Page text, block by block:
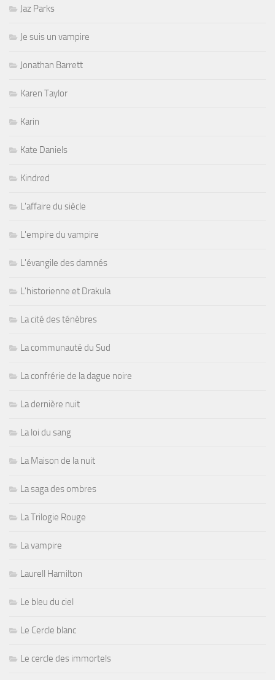
Jaz Parks
Je suis un vampire
Jonathan Barrett
Karen Taylor
Karin
Kate Daniels
Kindred
L'affaire du siècle
L'empire du vampire
L'évangile des damnés
L'historienne et Drakula
La cité des ténèbres
La communauté du Sud
La confrérie de la dague noire
La dernière nuit
La loi du sang
La Maison de la nuit
La saga des ombres
La Trilogie Rouge
La vampire
Laurell Hamilton
Le bleu du ciel
Le Cercle blanc
Le cercle des immortels